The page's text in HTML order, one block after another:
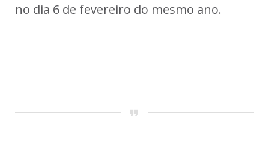
no dia 6 de fevereiro do mesmo ano.